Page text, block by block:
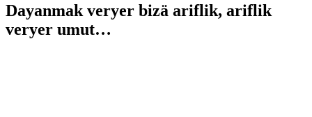
Dayanmak veryer bizä ariflik, ariflik
veryer umut…